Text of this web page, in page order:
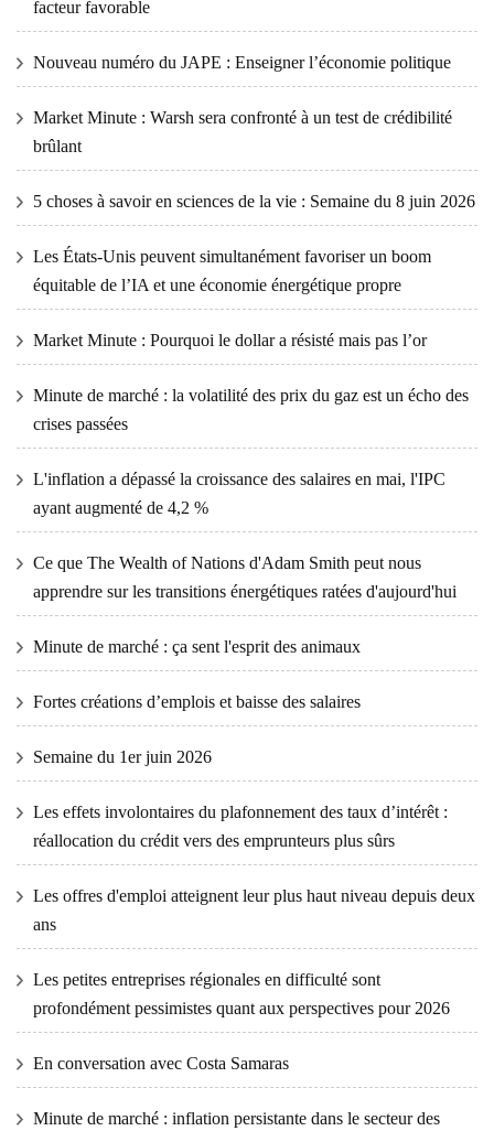
facteur favorable
Nouveau numéro du JAPE : Enseigner l’économie politique
Market Minute : Warsh sera confronté à un test de crédibilité
brûlant
5 choses à savoir en sciences de la vie : Semaine du 8 juin 2026
Les États-Unis peuvent simultanément favoriser un boom
équitable de l’IA et une économie énergétique propre
Market Minute : Pourquoi le dollar a résisté mais pas l’or
Minute de marché : la volatilité des prix du gaz est un écho des
crises passées
L'inflation a dépassé la croissance des salaires en mai, l'IPC
ayant augmenté de 4,2 %
Ce que The Wealth of Nations d'Adam Smith peut nous
apprendre sur les transitions énergétiques ratées d'aujourd'hui
Minute de marché : ça sent l'esprit des animaux
Fortes créations d’emplois et baisse des salaires
Semaine du 1er juin 2026
Les effets involontaires du plafonnement des taux d’intérêt :
réallocation du crédit vers des emprunteurs plus sûrs
Les offres d'emploi atteignent leur plus haut niveau depuis deux
ans
Les petites entreprises régionales en difficulté sont
profondément pessimistes quant aux perspectives pour 2026
En conversation avec Costa Samaras
Minute de marché : inflation persistante dans le secteur des